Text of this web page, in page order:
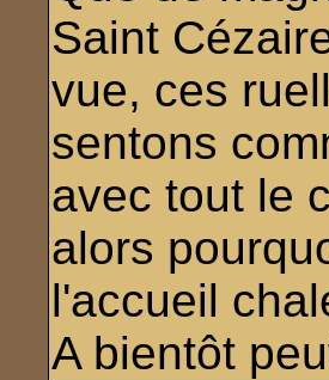
Saint
vue, ces
sentons
avec tout le
alors
l'accueil
A bientôt